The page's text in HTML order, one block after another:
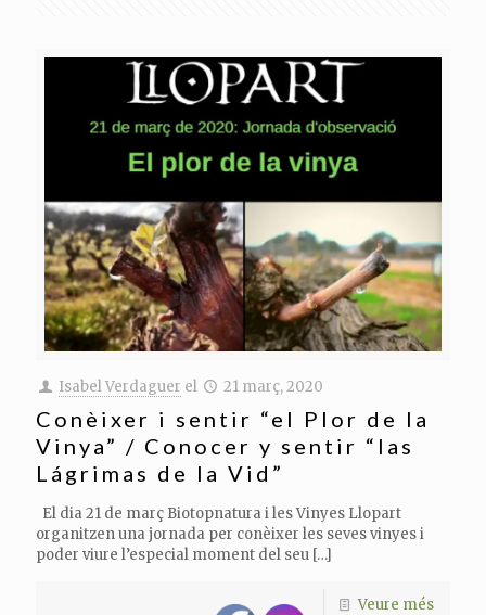
Isabel Verdaguer el 21 març, 2020
Conèixer i sentir “el Plor de la
Vinya” / Conocer y sentir “las
Lágrimas de la Vid”
El dia 21 de març Biotopnatura i les Vinyes Llopart
organitzen una jornada per conèixer les seves vinyes i
poder viure l’especial moment del seu […]
Veure més